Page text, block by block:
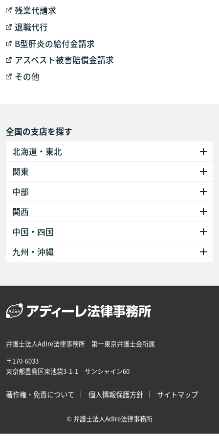
残業代請求
退職代行
B型肝炎の給付金請求
アスベスト被害賠償金請求
その他
全国の支店を探す
北海道・東北
関東
中部
関西
中国・四国
九州・沖縄
弁護士法人AdIre法律事務所 第一東京弁護士会所属
〒170-6033
東京都豊島区東池袋3-1-1 サンシャイン60
著作権・免責について 個人情報保護方針 サイトマップ
© 弁護士法人AdIre法律事務所